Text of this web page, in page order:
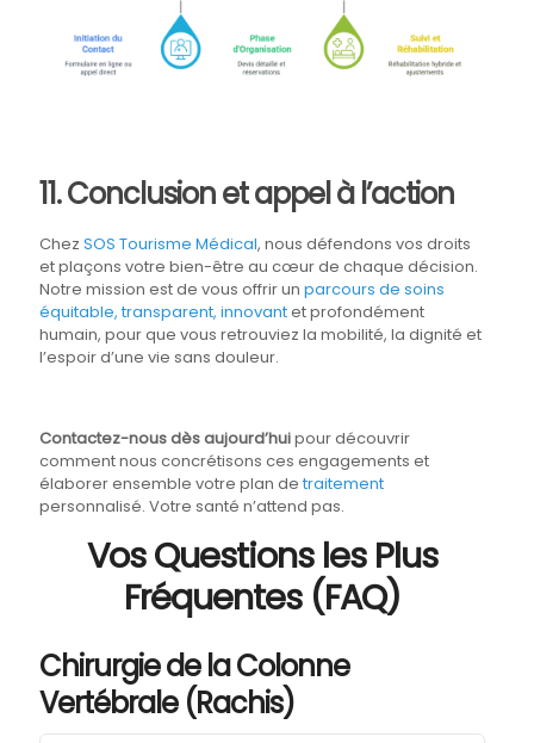
11. Conclusion et appel à l’action
Chez SOS Tourisme Médical, nous défendons vos droits
et plaçons votre bien-être au cœur de chaque décision.
Notre mission est de vous offrir un parcours de soins
équitable, transparent, innovantet profondément
humain, pour que vous retrouviez la mobilité, la dignité et
l’espoir d’une vie sans douleur.
Contactez-nous dès aujourd’huipour découvrir
comment nous concrétisons ces engagements et
élaborer ensemble votre plan detraitement
personnalisé. Votre santé n’attend pas.
Vos Questions les Plus
Fréquentes (FAQ)
Chirurgie de la Colonne
Vertébrale (Rachis)